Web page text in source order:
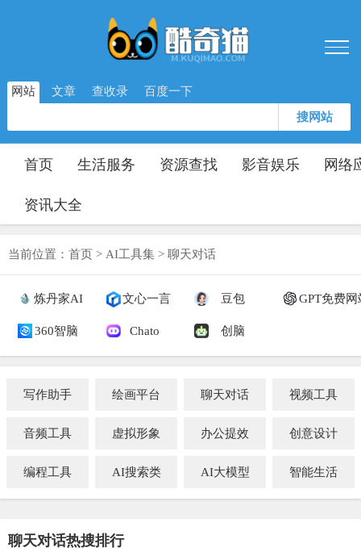
网站 文章 查收录 百度一下
搜网站
首页 生活服务 资源查找 影音娱乐 网络
资讯大全
当前位置： 首页 > AI工具集 > 聊天对话
炼丹家AI 文心一言 豆包 GPT免费
360智脑 Chato 创脑
写作助手 绘画平台 聊天对话 视频工具
音频工具 虚拟形象 办公提效 创意设计
编程工具 AI搜索类 AI大模型 智能生活
聊天对话热搜排行